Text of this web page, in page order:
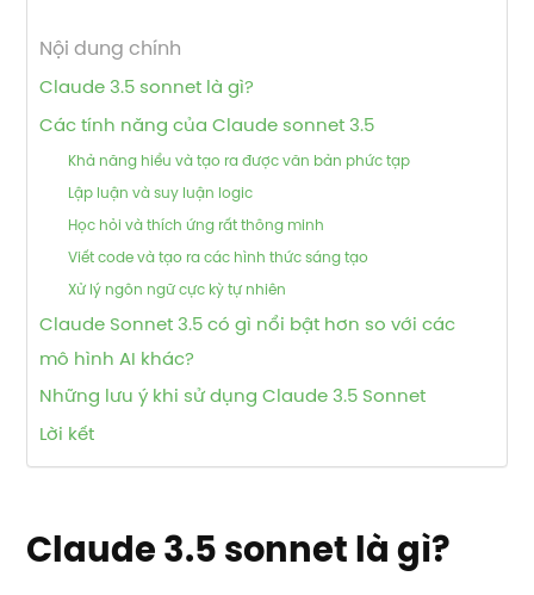
Nội dung chính
Claude 3.5 sonnet là gì?
Các tính năng của Claude sonnet 3.5
Khả năng hiểu và tạo ra được văn bản phức tạp
Lập luận và suy luận logic
Học hỏi và thích ứng rất thông minh
Viết code và tạo ra các hình thức sáng tạo
Xử lý ngôn ngữ cực kỳ tự nhiên
Claude Sonnet 3.5 có gì nổi bật hơn so với các
mô hình AI khác?
Những lưu ý khi sử dụng Claude 3.5 Sonnet
Lời kết
Claude 3.5 sonnet là gì?